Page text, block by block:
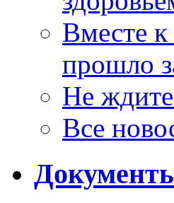
Вместе
прошло
Не
Все